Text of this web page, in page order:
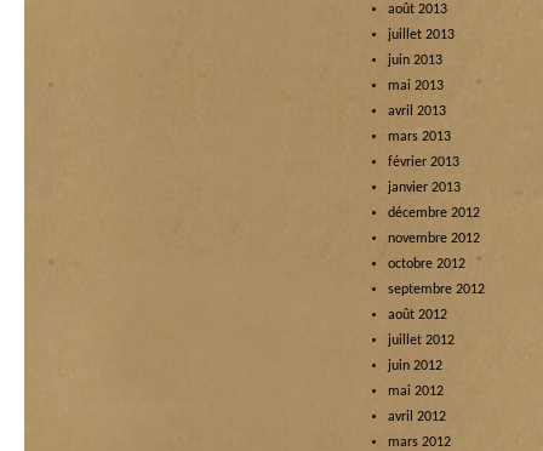
août 2013
juillet 2013
juin 2013
mai 2013
avril 2013
mars 2013
février 2013
janvier 2013
décembre 2012
novembre 2012
octobre 2012
septembre 2012
août 2012
juillet 2012
juin 2012
mai 2012
avril 2012
mars 2012